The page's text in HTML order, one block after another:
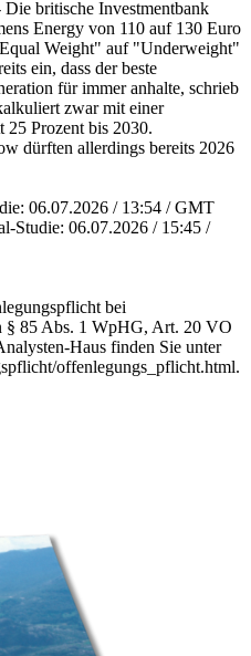
britische Investmentbank
Energy von 110 auf 130 Euro
Weight" auf "Underweight"
ein, dass der beste
für immer anhalte, schrieb
zwar mit einer
25 Prozent bis 2030.
dürften allerdings bereits 2026
06.07.2026 / 13:54 / GMT
Studie: 06.07.2026 / 15:45 /
bei
§ 85 Abs. 1 WpHG, Art. 20 VO
Haus finden Sie unter
offenlegungs_pflicht.html.